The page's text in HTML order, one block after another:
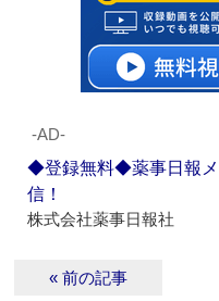
‐AD‐
◆登録無料◆薬事日報
信！
株式会社薬事日報社
« 前の記事